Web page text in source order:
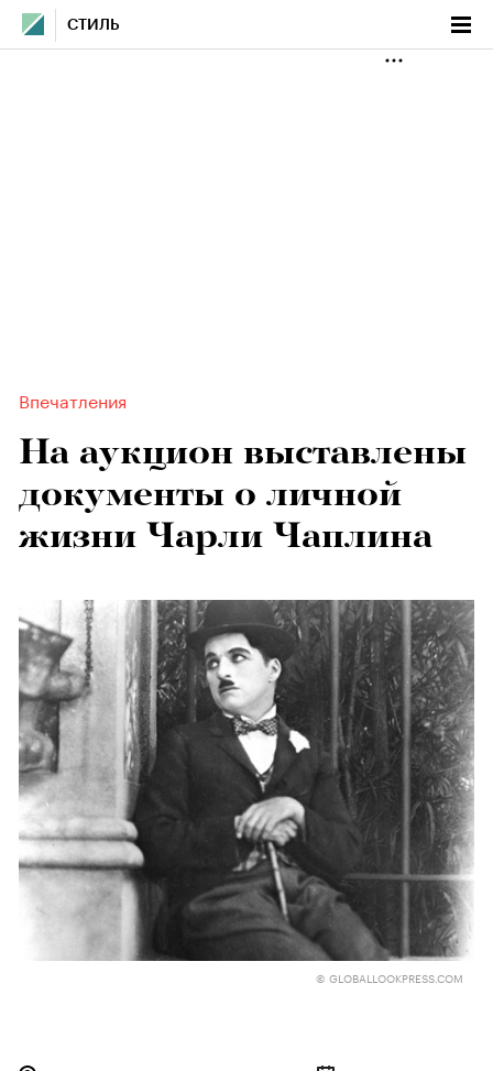
СТИЛЬ
Впечатления
На аукцион выставлены
документы о личной
жизни Чарли Чаплина
© GLOBALLOOKPRESS.COM